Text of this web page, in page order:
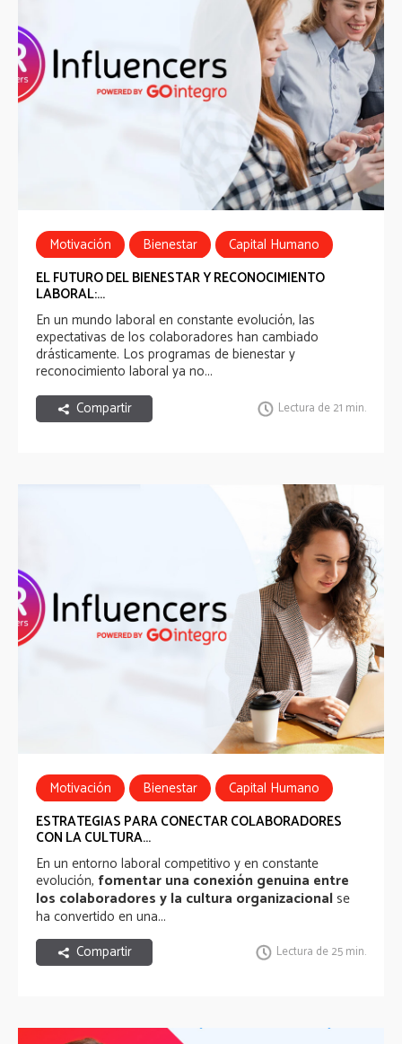
Motivación Bienestar
Capital Humano
EL FUTURO DEL BIENESTAR Y RECONOCIMIENTO
LABORAL:...
En un mundo laboral en constante evolución, las
expectativas de los colaboradores han cambiado
drásticamente. Los programas de bienestar y
reconocimiento laboral ya no...
Compartir
Lectura de 21 min.
Motivación Bienestar
Capital Humano
ESTRATEGIAS PARA CONECTAR COLABORADORES
CON LA CULTURA...
En un entorno laboral competitivo y en constante
evolución, fomentar una conexión genuina entre
los colaboradores y la cultura organizacional se
ha convertido en una...
Compartir
Lectura de 25 min.